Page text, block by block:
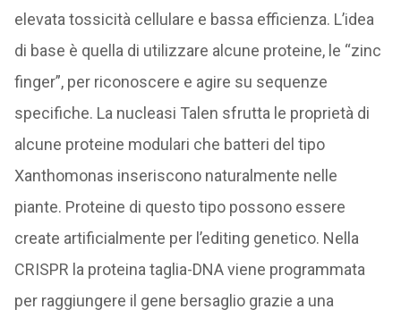
elevata tossicità cellulare e bassa efficienza. L’idea
di base è quella di utilizzare alcune proteine, le “zinc
finger”, per riconoscere e agire su sequenze
specifiche. La nucleasi Talen sfrutta le proprietà di
alcune proteine modulari che batteri del tipo
Xanthomonas inseriscono naturalmente nelle
piante. Proteine di questo tipo possono essere
create artificialmente per l’editing genetico. Nella
CRISPR la proteina taglia-DNA viene programmata
per raggiungere il gene bersaglio grazie a una